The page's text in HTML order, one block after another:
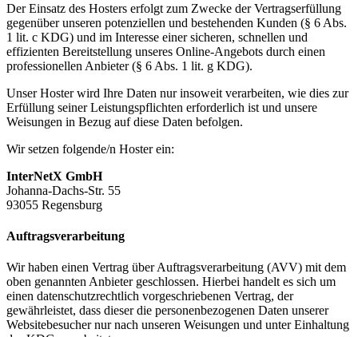
Der Einsatz des Hosters erfolgt zum Zwecke der Vertragserfüllung
gegenüber unseren potenziellen und bestehenden Kunden (§ 6 Abs.
1 lit. c KDG) und im Interesse einer sicheren, schnellen und
effizienten Bereitstellung unseres Online-Angebots durch einen
professionellen Anbieter (§ 6 Abs. 1 lit. g KDG).
Unser Hoster wird Ihre Daten nur insoweit verarbeiten, wie dies zur
Erfüllung seiner Leistungspflichten erforderlich ist und unsere
Weisungen in Bezug auf diese Daten befolgen.
Wir setzen folgende/n Hoster ein:
InterNetX GmbH
Johanna-Dachs-Str. 55
93055 Regensburg
Auftragsverarbeitung
Wir haben einen Vertrag über Auftragsverarbeitung (AVV) mit dem
oben genannten Anbieter geschlossen. Hierbei handelt es sich um
einen datenschutzrechtlich vorgeschriebenen Vertrag, der
gewährleistet, dass dieser die personenbezogenen Daten unserer
Websitebesucher nur nach unseren Weisungen und unter Einhaltung